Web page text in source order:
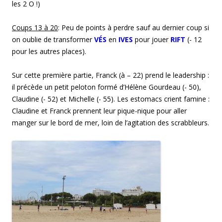
les 2 O !)
Coups 13 à 20: Peu de points à perdre sauf au dernier coup si
on oublie de transformerVÉS en IVES pour jouer RIFT (- 12
pour les autres places).
Sur cette première partie, Franck (à – 22) prend le leadership :
il précède un petit peloton formé d’Hélène Gourdeau (- 50),
Claudine (- 52) et Michelle (- 55). Les estomacs crient famine :
Claudine et Franck prennent leur pique-nique pour aller
manger sur le bord de mer, loin de l’agitation des scrabbleurs.